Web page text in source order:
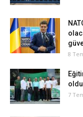
8
7